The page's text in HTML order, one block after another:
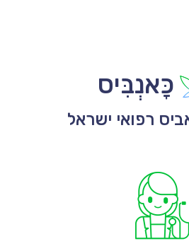
כָּאנְבִּיס
רפואי ישראל